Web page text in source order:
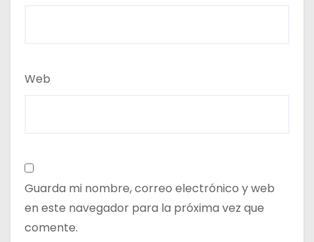
Web
Guarda mi nombre, correo electrónico y web
en este navegador para la próxima vez que
comente.